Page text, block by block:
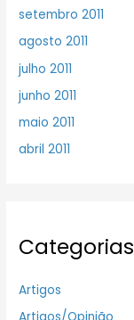
setembro 2011
agosto 2011
julho 2011
junho 2011
maio 2011
abril 2011
Categorias
Artigos